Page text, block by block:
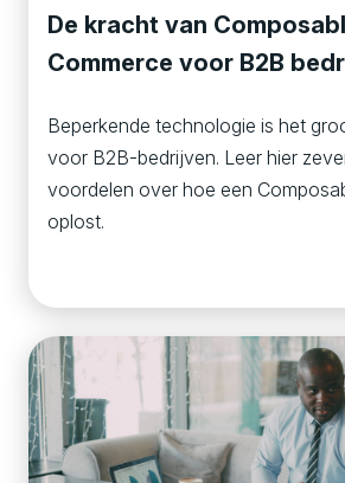
De kracht van
Commerce voor B2B
Beperkende technologie is het
voor B2B-bedrijven. Leer hier
voordelen over hoe een
oplost.